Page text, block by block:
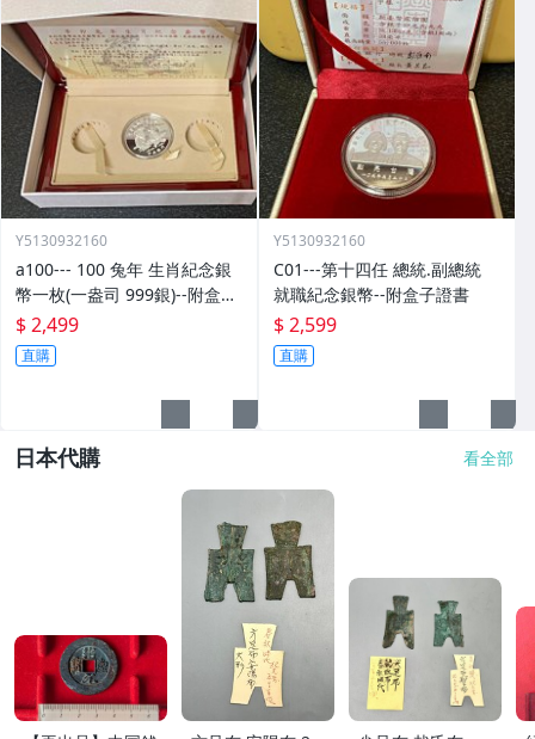
Y5130932160
a100--- 100 兔年 生肖紀念銀
幣一枚(一盎司 999銀)--附盒子.
證書.收據
$ 2,499
直購
Y5130932160
C01---第十四任 總統.副總統
就職紀念銀幣--附盒子證書
$ 2,599
直購
日本代購 看全部